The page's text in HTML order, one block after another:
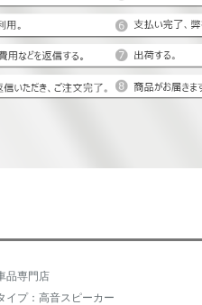
品専門店
イプ：高音スピーカー